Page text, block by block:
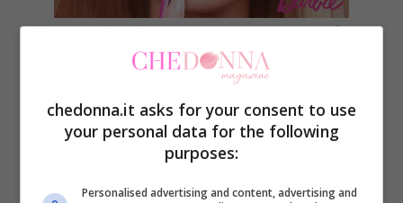
Siamo abituati a vederla sempre perfetta,
truccata, pettinata, vestita di tutto punto…
apparirebbe? Tenetevi forte!! Eccola, con
tanto di occhiaie e ricrescita!
chedonna.it asks for your consent to use
your personal data for the following
purposes:
Personalised advertising and content, advertising and